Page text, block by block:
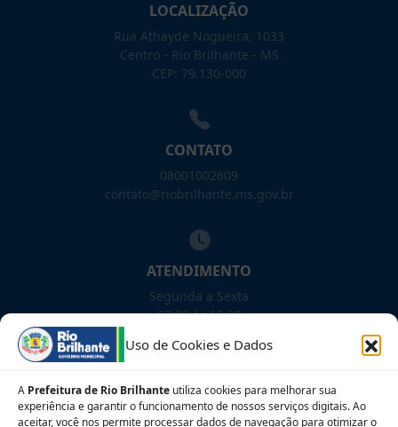
Uso de Cookies e Dados
A Prefeitura de Rio Brilhante utiliza cookies para melhorar sua
experiência e garantir o funcionamento de nossos serviços digitais. Ao
aceitar, você nos permite processar dados de navegação para otimizar o
LOCALIZAÇÃO
Rua Athayde Nogueira, 1033
Centro - Rio Brilhante - MS
CEP: 79.130-000
CONTATO
08001002609
contato@riobrilhante.ms.gov.br
ATENDIMENTO
Segunda a Sexta
07:00 às 13:00
NOSSAS REDES!